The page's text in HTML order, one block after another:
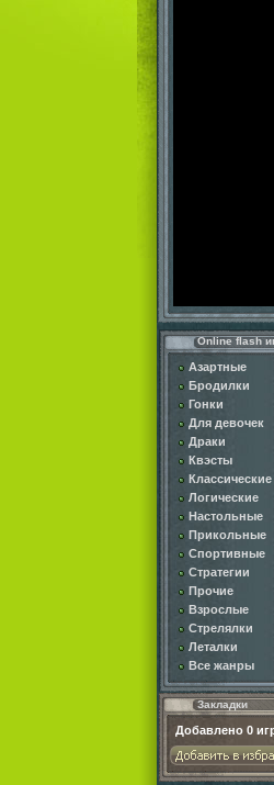
Online flash
Азартные
Бродилки
Гонки
Для девочек
Драки
Квэсты
Классические
Логические
Настольные
Прикольные
Спортивные
Стратегии
Прочие
Взрослые
Стрелялки
Леталки
Все жанры
Закладки
Добавлено 0